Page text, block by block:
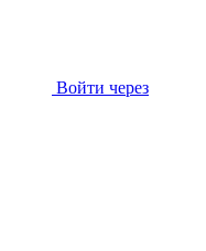
Войти через